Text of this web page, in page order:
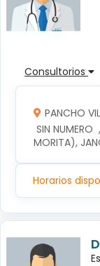
Consultorios
PANCHO
MORITA),
Horarios